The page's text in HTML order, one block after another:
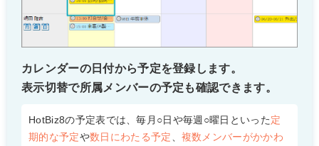
カレンダーの日付から予定を登録します。
表示切替で所属メンバーの予定も確認できます。
HotBiz8の予定表では、毎月○日や毎週○曜日といった定
期的な予定や数日にわたる予定、 複数メンバーがかかわ